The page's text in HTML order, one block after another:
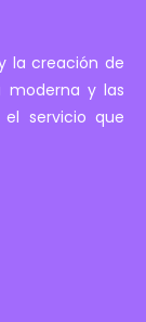
la creación de
moderna y las
servicio que